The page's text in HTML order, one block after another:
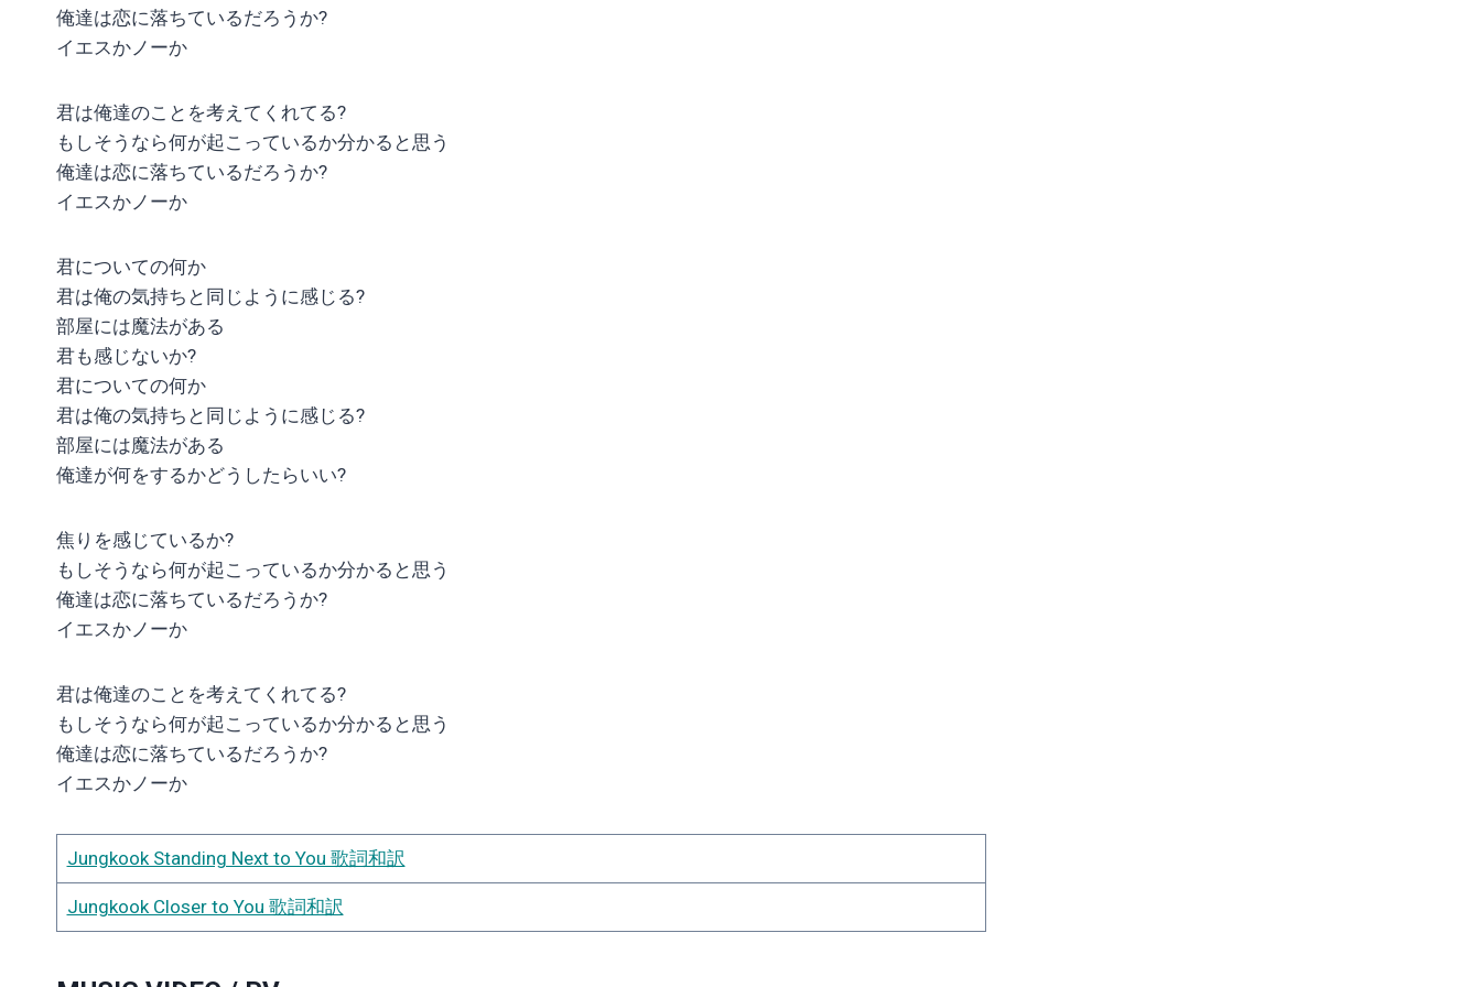
俺達は恋に落ちているだろうか?
イエスかノーか
君は俺達のことを考えてくれてる?
もしそうなら何が起こっているか分かると思う
俺達は恋に落ちているだろうか?
イエスかノーか
君についての何か
君は俺の気持ちと同じように感じる?
部屋には魔法がある
君も感じないか?
君についての何か
君は俺の気持ちと同じように感じる?
部屋には魔法がある
俺達が何をするかどうしたらいい?
焦りを感じているか?
もしそうなら何が起こっているか分かると思う
俺達は恋に落ちているだろうか?
イエスかノーか
君は俺達のことを考えてくれてる?
もしそうなら何が起こっているか分かると思う
俺達は恋に落ちているだろうか?
イエスかノーか
Jungkook Standing Next to You 歌詞和訳
Jungkook Closer to You 歌詞和訳